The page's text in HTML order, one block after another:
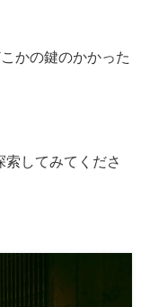
かの鍵のかかった
してみてくださ